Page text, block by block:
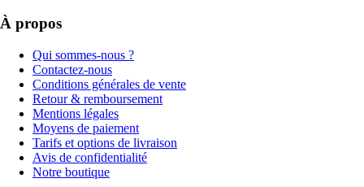
À propos
Qui sommes-nous ?
Contactez-nous
Conditions générales de vente
Retour & remboursement
Mentions légales
Moyens de paiement
Tarifs et options de livraison
Avis de confidentialité
Notre boutique